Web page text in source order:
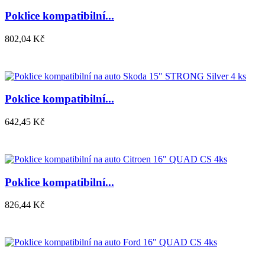
Poklice kompatibilní...
802,04 Kč
Poklice kompatibilní...
642,45 Kč
Poklice kompatibilní...
826,44 Kč